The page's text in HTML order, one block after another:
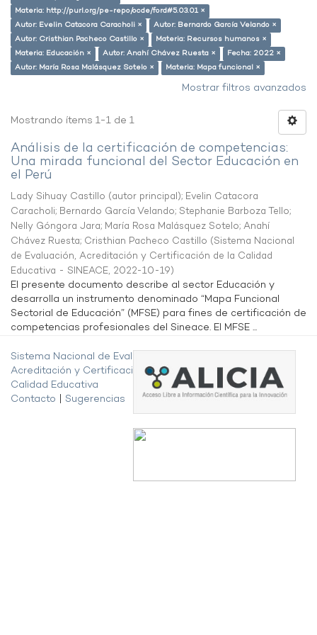
Materia: http://purl.org/pe-repo/ocde/ford#5.03.01 ×
Autor: Evelin Catacora Caracholi ×
Autor: Bernardo García Velando ×
Autor: Cristhian Pacheco Castillo ×
Materia: Recursos humanos ×
Materia: Educación ×
Autor: Anahí Chávez Ruesta ×
Fecha: 2022 ×
Autor: María Rosa Malásquez Sotelo ×
Materia: Mapa funcional ×
Mostrar filtros avanzados
Mostrando ítems 1-1 de 1
Análisis de la certificación de competencias:
Una mirada funcional del Sector Educación en
el Perú
Lady Sihuay Castillo (autor principal); Evelin Catacora
Caracholi; Bernardo García Velando; Stephanie Barboza Tello;
Nelly Góngora Jara; María Rosa Malásquez Sotelo; Anahí
Chávez Ruesta; Cristhian Pacheco Castillo (Sistema Nacional
de Evaluación, Acreditación y Certificación de la Calidad
Educativa - SINEACE, 2022-10-19)
El presente documento describe al sector Educación y
desarrolla un instrumento denominado “Mapa Funcional
Sectorial de Educación” (MFSE) para fines de certificación de
competencias profesionales del Sineace. El MFSE ...
Sistema Nacional de Evaluación,
Acreditación y Certificación de la
Calidad Educativa
Contacto
Sugerencias